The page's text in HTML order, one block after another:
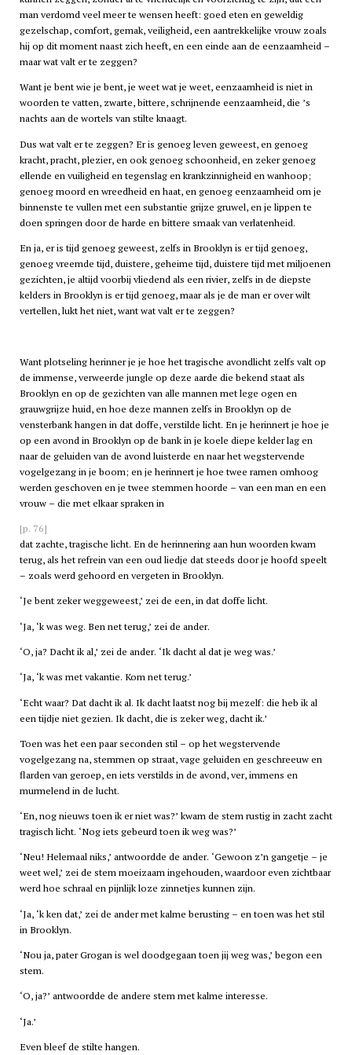
man verdomd veel meer te wensen heeft: goed eten en geweldig
gezelschap, comfort, gemak, veiligheid, een aantrekkelijke vrouw zoals
hij op dit moment naast zich heeft, en een einde aan de eenzaamheid –
maar wat valt er te zeggen?
Want je bent wie je bent, je weet wat je weet, eenzaamheid is niet in
woorden te vatten, zwarte, bittere, schrijnende eenzaamheid, die ’s
nachts aan de wortels van stilte knaagt.
Dus wat valt er te zeggen? Er is genoeg leven geweest, en genoeg
kracht, pracht, plezier, en ook genoeg schoonheid, en zeker genoeg
ellende en vuiligheid en tegenslag en krankzinnigheid en wanhoop;
genoeg moord en wreedheid en haat, en genoeg eenzaamheid om je
binnenste te vullen met een substantie grijze gruwel, en je lippen te
doen springen door de harde en bittere smaak van verlatenheid.
En ja, er is tijd genoeg geweest, zelfs in Brooklyn is er tijd genoeg,
genoeg vreemde tijd, duistere, geheime tijd, duistere tijd met miljoenen
gezichten, je altijd voorbij vliedend als een rivier, zelfs in de diepste
kelders in Brooklyn is er tijd genoeg, maar als je de man er over wilt
vertellen, lukt het niet, want wat valt er te zeggen?
Want plotseling herinner je je hoe het tragische avondlicht zelfs valt op
de immense, verweerde jungle op deze aarde die bekend staat als
Brooklyn en op de gezichten van alle mannen met lege ogen en
grauwgrijze huid, en hoe deze mannen zelfs in Brooklyn op de
vensterbank hangen in dat doffe, verstilde licht. En je herinnert je hoe je
op een avond in Brooklyn op de bank in je koele diepe kelder lag en
naar de geluiden van de avond luisterde en naar het wegstervende
vogelgezang in je boom; en je herinnert je hoe twee ramen omhoog
werden geschoven en je twee stemmen hoorde – van een man en een
vrouw – die met elkaar spraken in
[p. 76]
dat zachte, tragische licht. En de herinnering aan hun woorden kwam
terug, als het refrein van een oud liedje dat steeds door je hoofd speelt
– zoals werd gehoord en vergeten in Brooklyn.
‘Je bent zeker weggeweest,’ zei de een, in dat doffe licht.
‘Ja, ‘k was weg. Ben net terug,’ zei de ander.
‘O, ja? Dacht ik al,’ zei de ander. ‘Ik dacht al dat je weg was.’
‘Ja, ‘k was met vakantie. Kom net terug.’
‘Echt waar? Dat dacht ik al. Ik dacht laatst nog bij mezelf: die heb ik al
een tijdje niet gezien. Ik dacht, die is zeker weg, dacht ik.’
Toen was het een paar seconden stil – op het wegstervende
vogelgezang na, stemmen op straat, vage geluiden en geschreeuw en
flarden van geroep, en iets verstilds in de avond, ver, immens en
murmelend in de lucht.
‘En, nog nieuws toen ik er niet was?’ kwam de stem rustig in zacht zacht
tragisch licht. ‘Nog iets gebeurd toen ik weg was?’
‘Neu! Helemaal niks,’ antwoordde de ander. ‘Gewoon z’n gangetje – je
weet wel,’ zei de stem moeizaam ingehouden, waardoor even zichtbaar
werd hoe schraal en pijnlijk loze zinnetjes kunnen zijn.
‘Ja, ‘k ken dat,’ zei de ander met kalme berusting – en toen was het stil
in Brooklyn.
‘Nou ja, pater Grogan is wel doodgegaan toen jij weg was,’ begon een
stem.
‘O, ja?’ antwoordde de andere stem met kalme interesse.
‘Ja.’
Even bleef de stilte hangen.